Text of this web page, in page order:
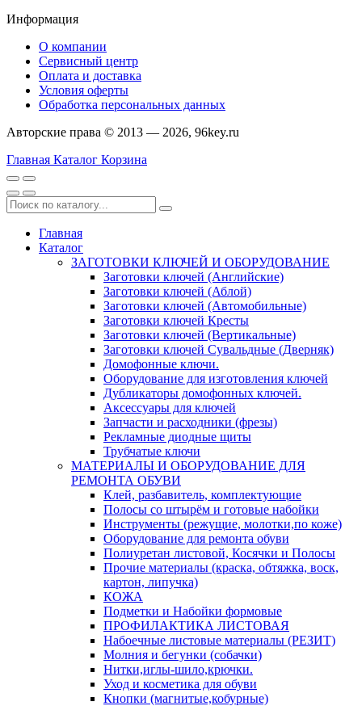
Информация
О компании
Сервисный центр
Оплата и доставка
Условия оферты
Обработка персональных данных
Авторские права © 2013 — 2026, 96key.ru
Главная Каталог Корзина
Главная
Каталог
ЗАГОТОВКИ КЛЮЧЕЙ И ОБОРУДОВАНИЕ
Заготовки ключей (Английские)
Заготовки ключей (Аблой)
Заготовки ключей (Автомобильные)
Заготовки ключей Кресты
Заготовки ключей (Вертикальные)
Заготовки ключей Сувальдные (Дверняк)
Домофонные ключи.
Оборудование для изготовления ключей
Дубликаторы домофонных ключей.
Аксессуары для ключей
Запчасти и расходники (фрезы)
Рекламные диодные щиты
Трубчатые ключи
МАТЕРИАЛЫ И ОБОРУДОВАНИЕ ДЛЯ
РЕМОНТА ОБУВИ
Клей, разбавитель, комплектующие
Полосы со штырём и готовые набойки
Инструменты (режущие, молотки,по коже)
Оборудование для ремонта обуви
Полиуретан листовой, Косячки и Полосы
Прочие материалы (краска, обтяжка, воск,
картон, липучка)
КОЖА
Подметки и Набойки формовые
ПРОФИЛАКТИКА ЛИСТОВАЯ
Набоечные листовые материалы (РЕЗИТ)
Молния и бегунки (собачки)
Нитки,иглы-шило,крючки.
Уход и косметика для обуви
Кнопки (магнитые,кобурные)